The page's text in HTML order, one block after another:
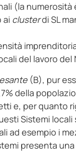
(la numerosità
ai clusterdi SL
del lavoro
(B), pur
della
e, per quanto
Sistemi
ad esempio i
presenta